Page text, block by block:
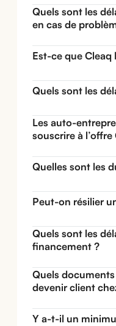
Quels sont les
en cas de
Est-ce que Cleaq
Quels sont les
Les auto-
souscrire à l’offre
Quelles sont les
Peut-on résilier
Quels sont les
financement ?
Quels
devenir client
Y a-t-il un